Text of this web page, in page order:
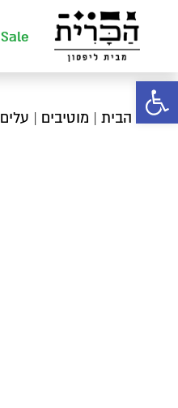
פתח סרגל נגישות
Sale
עמוד הבית | מוטיבים | עלים